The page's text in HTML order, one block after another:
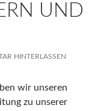
UND
HINTERLASSEN
wir unseren
zu unserer